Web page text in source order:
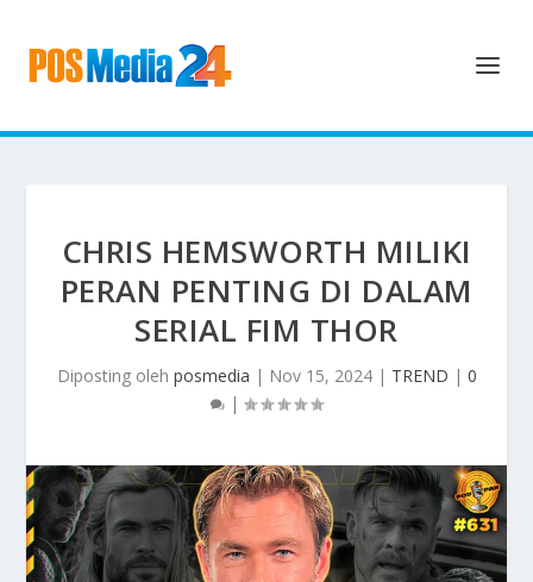
CHRIS HEMSWORTH MILIKI
PERAN PENTING DI DALAM
SERIAL FIM THOR
Diposting oleh posmedia | Nov 15, 2024| TREND | 0
|